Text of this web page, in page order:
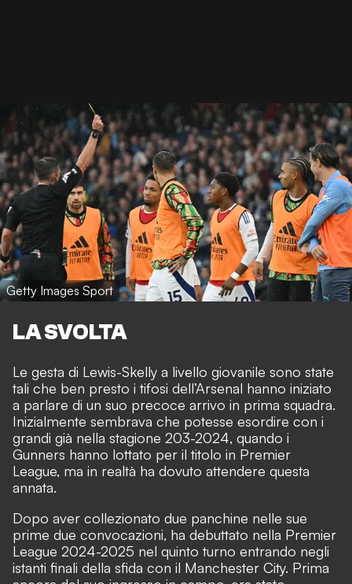
Getty Images Sport
LA SVOLTA
Le gesta di Lewis-Skelly a livello giovanile sono state
tali che ben presto i tifosi dell’Arsenal hanno iniziato
a parlare di un suo precoce arrivo in prima squadra.
Inizialmente sembrava che potesse esordire con i
grandi già nella stagione 203-2024, quando i
Gunners hanno lottato per il titolo in Premier
League, ma in realtà ha dovuto attendere questa
annata.
Dopo aver collezionato due panchine nelle sue
prime due convocazioni, ha debuttato nella Premier
League 2024-2025 nel quinto turno entrando negli
istanti finali della sfida con il Manchester City. Prima